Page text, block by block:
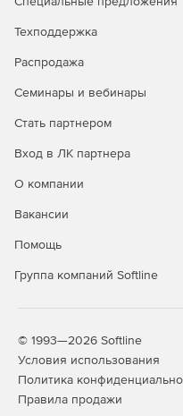
Техподдержка
Распродажа
Семинары и вебинары
Стать партнером
Вход в ЛК партнера
О компании
Вакансии
Помощь
Группа компаний Softline
© 1993—2026 Softline
Условия использования
Политика
Правила продажи